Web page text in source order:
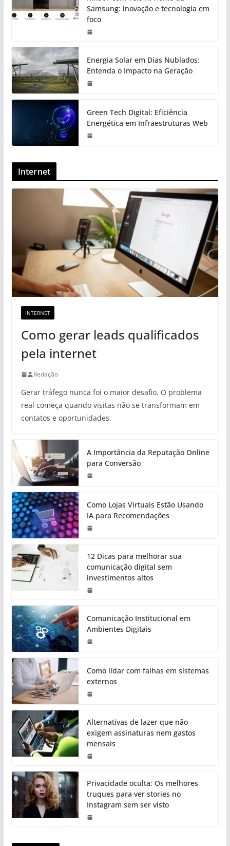
Samsung: inovação e tecnologia em
foco
Energia Solar em Dias Nublados:
Entenda o Impacto na Geração
Green Tech Digital: Eficiência
Energética em Infraestruturas Web
Internet
INTERNET
Como gerar leads qualificados
pela internet
Redação
Gerar tráfego nunca foi o maior desafio. O problema
real começa quando visitas não se transformam em
contatos e oportunidades.
A Importância da Reputação Online
para Conversão
Como Lojas Virtuais Estão Usando
IA para Recomendações
12 Dicas para melhorar sua
comunicação digital sem
investimentos altos
Comunicação Institucional em
Ambientes Digitais
Como lidar com falhas em sistemas
externos
Alternativas de lazer que não
exigem assinaturas nem gastos
mensais
Privacidade oculta: Os melhores
truques para ver stories no
Instagram sem ser visto